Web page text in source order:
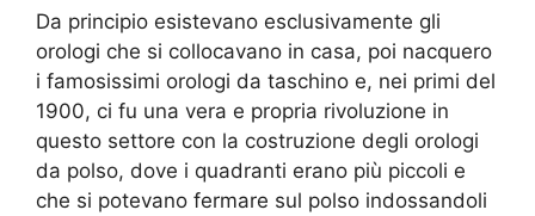
Da principio esistevano esclusivamente gli
orologi che si collocavano in casa, poi nacquero
i famosissimi orologi da taschino e, nei primi del
1900, ci fu una vera e propria rivoluzione in
questo settore con la costruzione degli orologi
da polso, dove i quadranti erano più piccoli e
che si potevano fermare sul polso indossandoli